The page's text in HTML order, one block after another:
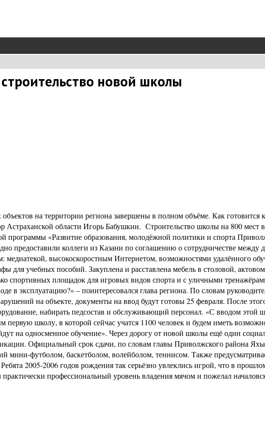
новой школы
на территории региона завершены в полном объёме. Как готовится
Астраханской области Игорь Бабушкин. Строительство школы на 800 мест
программы «Развитие образования, молодёжной политики и спорта
предоставили коллеги из Казани по соглашению о сотрудничестве
медиатекой, высокоскоростным Интернетом, возможностями удалённого
для учебных пособий. Закуплена и расставлена мебель в столовой,
спортивных площадок для игровых видов спорта и с уличными
в эксплуатацию?» – поинтересовался глава региона. По словам
на объекте, документы на ввод будут готовы 25 февраля. После
набирать педсостав и обслуживающий персонал. «С вводом
школу, в которой сейчас учатся 1100 человек и будем иметь
на односменное обучение». Через дорогу от новой школы ещё один
Официальный срок сдачи, по словам главы Приволжского района
мини-футболом, баскетболом, волейболом, теннисом. Также
2005-2006 годов рождения так серьёзно увлеклись игрой, что в
профессиональный уровень владения мячом и пожелал